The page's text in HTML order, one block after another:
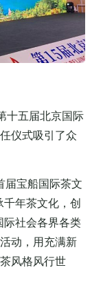
十五届北京国际
仪式吸引了众
届宝船国际茶文
千年茶文化，创
际社会各界各类
动，用充满新
风格风行世